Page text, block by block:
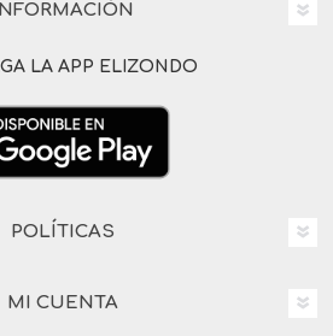
INFORMACIÓN
LA APP ELIZONDO
POLÍTICAS
MI CUENTA